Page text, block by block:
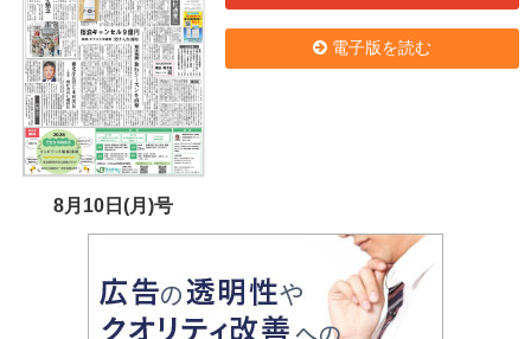
8月10日(月)号
電子版を読む